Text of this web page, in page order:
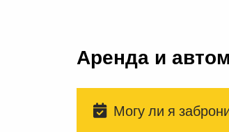
Аренда и
Могу ли я